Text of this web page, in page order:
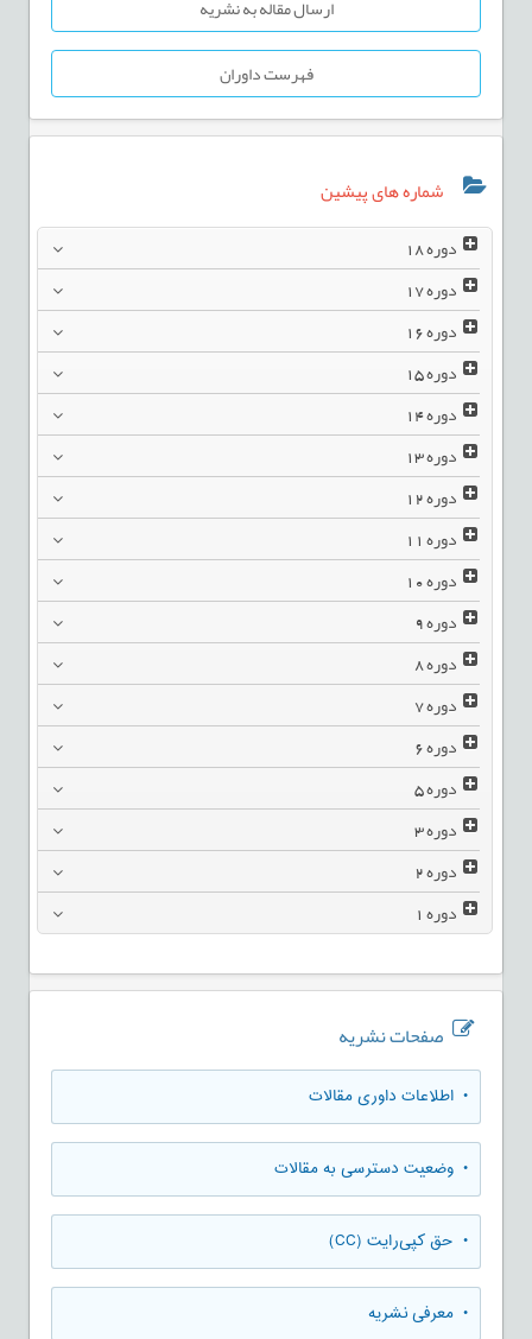
ارسال مقاله به نشریه
فهرست داوران
شماره های پیشین
دوره18
دوره17
دوره16
دوره15
دوره14
دوره13
دوره12
دوره11
دوره10
دوره9
دوره8
دوره7
دوره6
دوره5
دوره3
دوره2
دوره1
صفحات نشریه
• اطلاعات داوری مقالات
• وضعیت دسترسی به مقالات
• حق کپی‌رایت (CC)
• معرفی نشریه